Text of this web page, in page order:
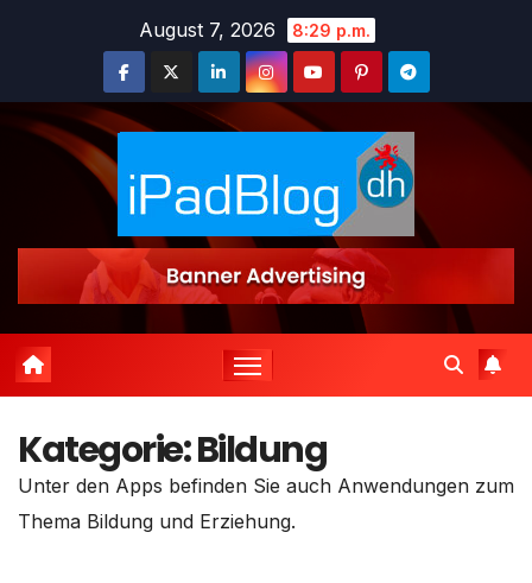
August 7, 2026 8:29 p.m.
Kategorie:Bildung
Unter den Apps befinden Sie auch Anwendungen zum
Thema Bildung und Erziehung.